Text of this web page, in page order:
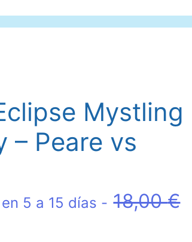
Mystling
– Peare vs
5 a 15 días - 18,00€El